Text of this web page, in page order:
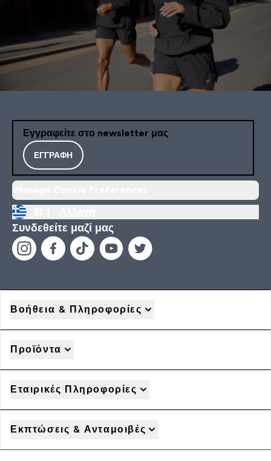
Εγγραφείτε στο newsletter μας
ΕΓΓΡΑΦΉ
Συνδεθείτε μαζί μας
Βοήθεια & Πληροφορίες
Προϊόντα
Εταιρικές Πληροφορίες
Εκπτώσεις & Ανταμοιβές